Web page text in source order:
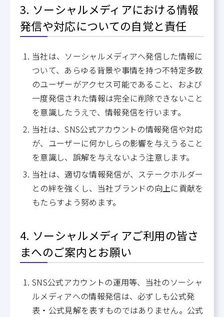
3. ソーシャルメディアにおける情報
発信や対応についての自覚と責任
当社は、ソーシャルメディアへ発信した情報に
ついて、あらゆる背景や事情を持つ不特定多数
のユーザーがアクセス可能であること、および
一度発信された情報は完全に削除できないこと
を意識したうえで、情報発信を行います。
当社は、SNS公式アカウントの情報発信や対応
が、ユーザーに何かしらの影響を与えうること
を意識し、誤解を与えないよう注意します。
当社は、適切な情報発信が、ステークホルダー
との絆を強くし、当社ブランドの向上に貢献を
もたらすよう努めます。
4. ソーシャルメディアご利用の皆さ
まへのご案内とお願い
SNS公式アカウントの運用等、当社のソーシャ
ルメディアへの情報発信は、必ずしも公式発
表・公式見解を表すものではありません。公式